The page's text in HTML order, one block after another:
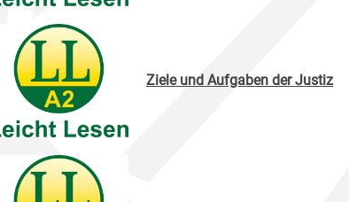
Ziele und Aufgaben der Justiz